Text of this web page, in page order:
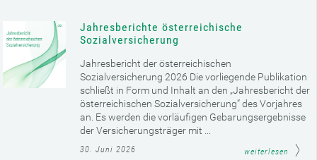
Jahresberichte österreichische
Sozialversicherung
Jahresbericht der österreichischen
Sozialversicherung 2026 Die vorliegende Publikation
schließt in Form und Inhalt an den „Jahresbericht der
österreichischen Sozialversicherung“ des Vorjahres
an. Es werden die vorläufigen Gebarungsergebnisse
der Versicherungsträger mit ...
30. Juni 2026 weiterlesen